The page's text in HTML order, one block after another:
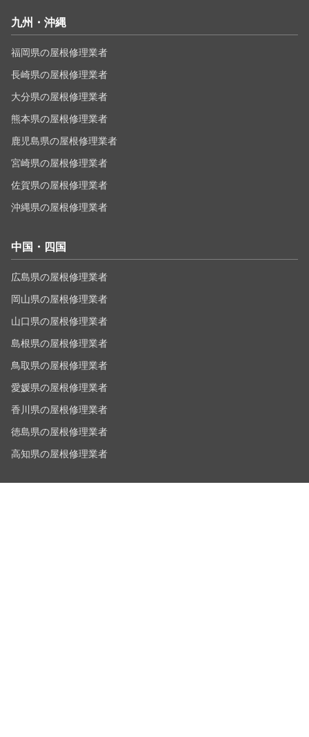
九州・沖縄
福岡県の屋根修理業者
長崎県の屋根修理業者
大分県の屋根修理業者
熊本県の屋根修理業者
鹿児島県の屋根修理業者
宮崎県の屋根修理業者
佐賀県の屋根修理業者
沖縄県の屋根修理業者
中国・四国
広島県の屋根修理業者
岡山県の屋根修理業者
山口県の屋根修理業者
島根県の屋根修理業者
鳥取県の屋根修理業者
愛媛県の屋根修理業者
香川県の屋根修理業者
徳島県の屋根修理業者
高知県の屋根修理業者